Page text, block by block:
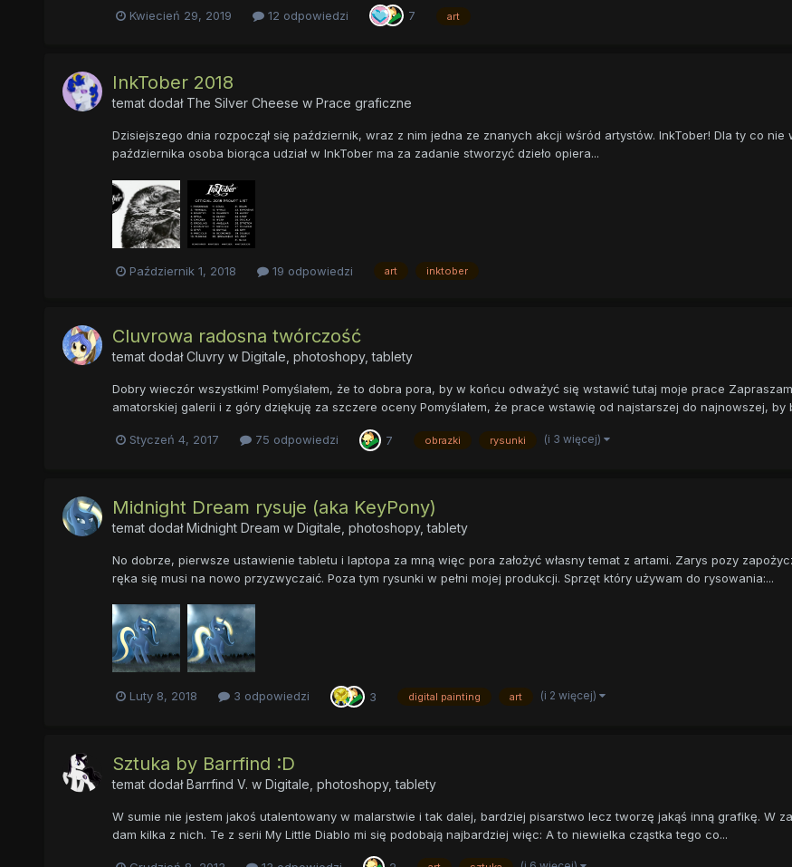
Kwiecień 29, 2019 12 odpowiedzi 7 art
InkTober 2018
temat dodał The Silver Cheese w Prace graficzne
Dzisiejszego dnia rozpoczął się październik, wraz z nim jedna ze znanych akcji wśród artystów. InkTober! Dla ty co nie
października osoba biorąca udział w InkTober ma za zadanie stworzyć dzieło opiera...
Październik 1, 2018 19 odpowiedzi art inktober
Cluvrowa radosna twórczość
temat dodałCluvryw Digitale, photoshopy, tablety
Dobry wieczór wszystkim! Pomyślałem, że to dobra pora, by w końcu odważyć się wstawić tutaj moje prace
amatorskiej galerii i z góry dziękuję za szczere oceny Pomyślałem, że prace wstawię od najstarszej do najnowszej, by
Styczeń 4, 2017 75 odpowiedzi 7 obrazki rysunki (i 3 więcej)
Midnight Dream rysuje (aka KeyPony)
temat dodałMidnight Dream w Digitale, photoshopy, tablety
No dobrze, pierwsze ustawienie tabletu i laptopa za mną więc pora założyć własny temat z artami. Zarys pozy
ręka się musi na nowo przyzwyczaić. Poza tym rysunki w pełni mojej produkcji. Sprzęt który używam do rysowania:...
Luty 8, 2018 3 odpowiedzi 3 digital painting art (i 2 więcej)
Sztuka by Barrfind :D
temat dodałBarrfind V. w Digitale, photoshopy, tablety
W sumie nie jestem jakoś utalentowany w malarstwie i tak dalej, bardziej pisarstwo lecz tworzę jakąś inną grafikę. W
dam kilka z nich. Te z serii My Little Diablo mi się podobają najbardziej więc: A to niewielka cząstka tego co...